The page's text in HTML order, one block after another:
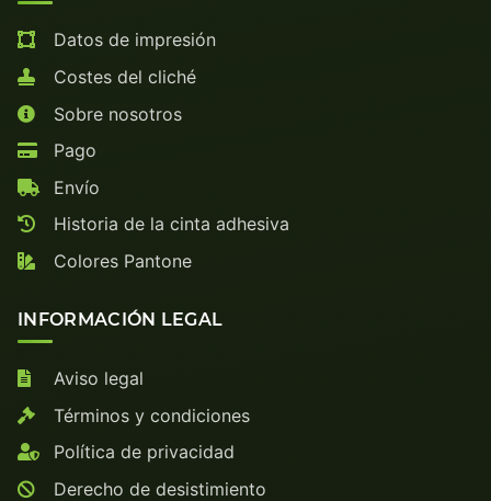
Datos de impresión
Costes del cliché
Sobre nosotros
Pago
Envío
Historia de la cinta adhesiva
Colores Pantone
INFORMACIÓN LEGAL
Aviso legal
Términos y condiciones
Política de privacidad
Derecho de desistimiento